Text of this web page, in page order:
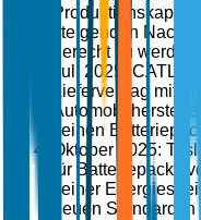
steigenden
gerecht zu werden.
Juli 2025: CATL
Liefervertrag mit
seinen
Oktober 2025:
für Batteriepacks
seiner
neuen Standard